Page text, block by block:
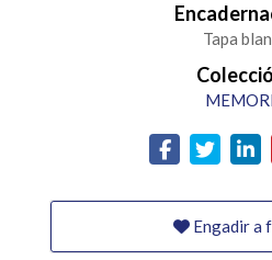
Tapa
Engadir a